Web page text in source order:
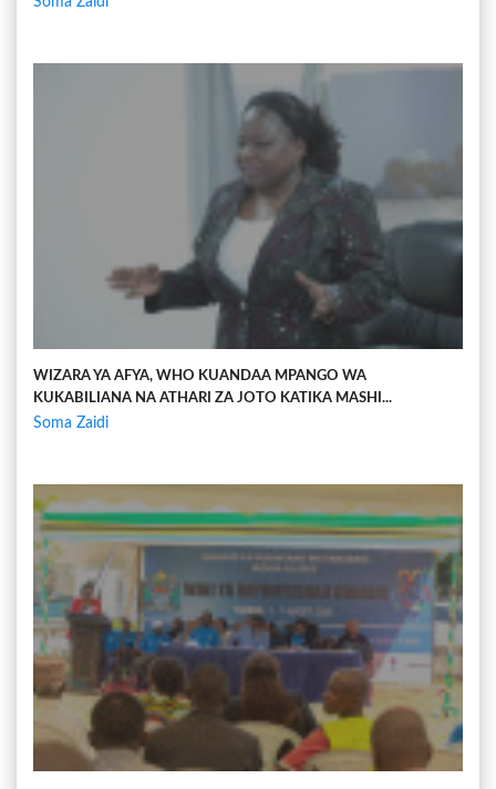
WIZARA YA AFYA, WHO KUANDAA MPANGO WA
KUKABILIANA NA ATHARI ZA JOTO KATIKA MASHI...
Soma Zaidi